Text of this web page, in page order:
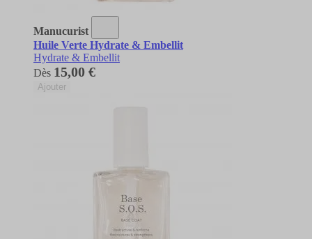
Manucurist
Huile Verte Hydrate & Embellit
Hydrate & Embellit
Dès 15,00 €
Ajouter